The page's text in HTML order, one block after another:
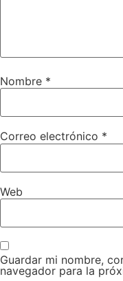
Nombre *
Correo electrónico *
Web
Guardar mi nombre,
navegador para la